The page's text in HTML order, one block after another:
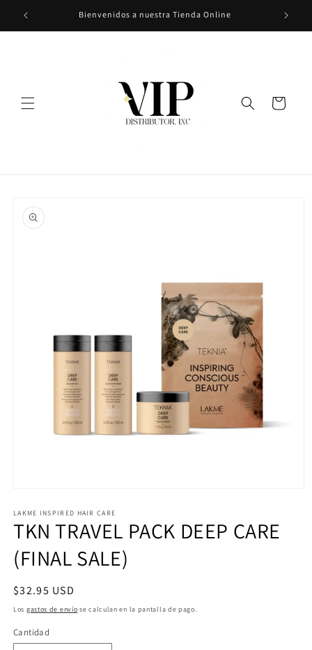
directamente
al contenido
Bienvenidos a nuestra Tienda Online
Carrito
a la
información
multimedia
1
ventana
modal
LAKME INSPIRED HAIR CARE
TKN TRAVEL PACK DEEP CARE
(FINAL SALE)
Precio
habitual
$32.95 USD
Los gastos de envío se calculan en la pantalla de pago.
Cantidad